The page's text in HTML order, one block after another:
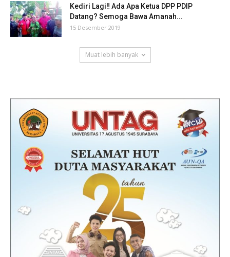
Kediri Lagi‼ Ada Apa Ketua DPP PDIP
Datang? Semoga Bawa Amanah...
15 Desember 2019
Muat lebih banyak